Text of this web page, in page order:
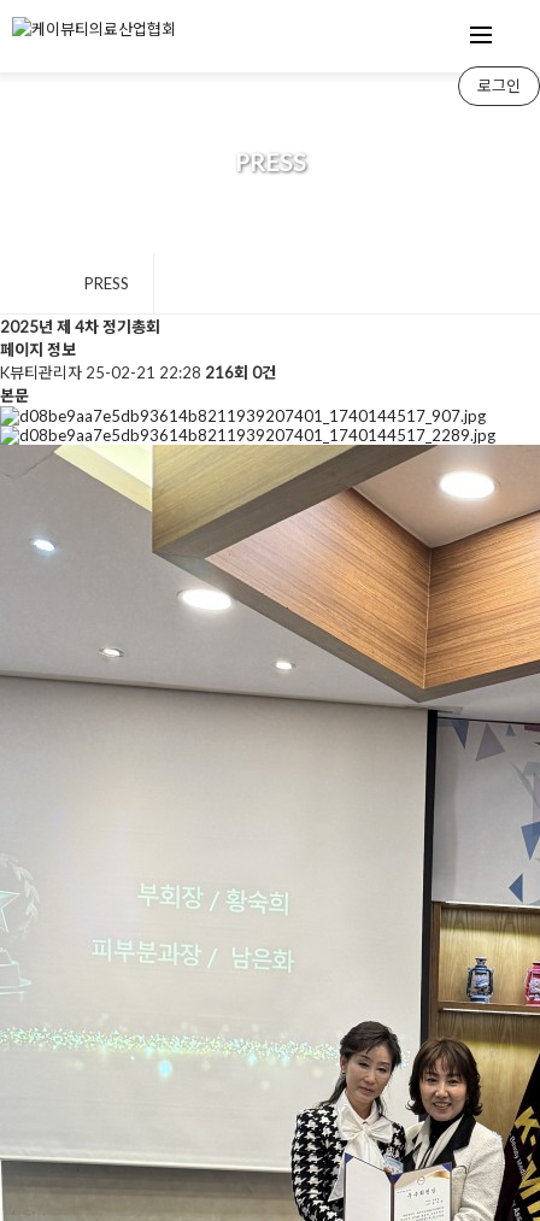
로그인
PRESS
PRESS
2025년 제 4차 정기총회
페이지 정보
K뷰티관리자 25-02-21 22:28 216회 0건
본문